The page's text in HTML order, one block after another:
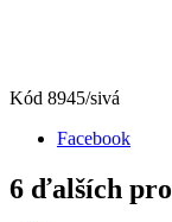
Kód 8945/sivá
Facebook
6 ďalších